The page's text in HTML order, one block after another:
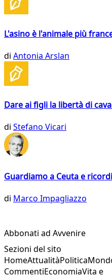
L'asino è l'animale più
di Antonia Arslan
Dare ai figli la libertà di
di Stefano Vicari
Guardiamo a Ceuta e
di Marco Impagliazzo
Abbonati ad Avvenire
Sezioni del sito
HomeAttualitàPolitica
CommentiEconomiaVita e